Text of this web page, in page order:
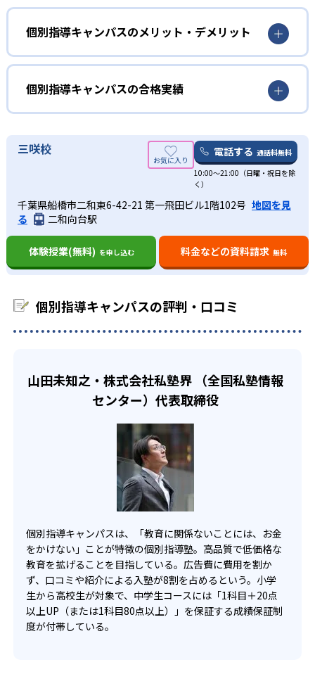
月間授業料免除で追加指導を行っている。
02 専用教材を使用した個別指導
個別指導専用教材は、講師の説明がほとんど必要ないほど
解説が豊富なため、講師の力量に左右されることなく、子
どもの学力に沿って学習を進められる。また、生徒一人ひ
とりにカスタマイズしたカリキュラムを作成している。授
リーズナブルな授業料
個別指導キャンパスは、口コミで入塾する生徒が大半を占
めている。
そのため、広告費に費用をかけない分、授業料を安く抑え
ている。
小学生
学校の授業を先取りしたい子ども向け
個別指導キャンパスでは、小学校の学習内容の定着に重点
を置いている。学校の授業がより一層わかるように、少し
先取りして学習することができる。
勉強に苦手意識がある中高一貫校の生徒向け
個別指導キャンパスでは「中高一貫校サポートコース」を
設けている。それぞれの学校の進度に合わせた問題を用意
しており、入念なテスト対策も行っている。
高校生
難関大学受験を目指す生徒向け
個別指導キャンパスでは「難関国公立大学進学コース」や
「難関私立大学進学コース」を設けている。志望大学の入
合格までの道のりをサポートしている。
個別指導キャンパスのメリット・デメリット
どんなメリットがある？
個別指導キャンパスには、柔軟な振替制度が整っている。
月に何度も振替が可能で、また授業当日の連絡でも振替対
応が可能だ
また、他塾と比較して授業料が非常にリーズナブルであ
る。
どんなデメリットがある？
個別指導キャンパスではクラス授業を行っていない。その
ため他の生徒と切磋琢磨しながらライバル心を持って学習
に励みたい生徒には、少し物足りない可能性がある。
個別指導キャンパスの合格実績
個別指導キャンパスは合格実績を公式サイトで公開し、合
格した学校を多数記載している。合格実績は以下の通りで
中学校の合格実績
海城中学校 -
東洋英和女学院中学校 -
市川中学校 - 栄東中学校 -
金蘭千里中学校 - 大阪桐蔭中学校 -
-
県立守山中学校 -
-
高校の合格実績
小金高校 - 専修大学松戸高校 -
越ヶ谷高校 - 浦和学院高校 -
北野高校 -
三咲校 電話する 通話料無料
10:00～21:00（日曜・祝日を除
く）
千葉県船橋市二和東6-42-21 第一飛田ビル1階102号 地図を見
る
二和向台駅
体験授業(無料) を申し込む 料金などの資料請求 無料
個別指導キャンパスの評判・口コミ
山田未知之・株式会社私塾界 （全国私塾情報
センター）代表取締役
個別指導キャンパスは、「教育に関係ないことには、お金
をかけない」ことが特徴の個別指導塾。高品質で低価格な
教育を拡げることを目指している。広告費に費用を割か
ず、口コミや紹介による入塾が8割を占めるという。小学
生から高校生が対象で、中学生コースには「1科目＋20点
以上UP（または1科目80点以上）」を保証する成績保証制
度が付帯している。